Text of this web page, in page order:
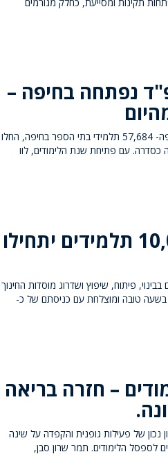
נפתחה בחיפה –
פתיחה חלקה לשנת הלימודים תשפ"ד בחיפה- 57,684 תלמידי בתי הספר בחיפה, החלו
עם פתיחת שנת הלימודים, לוו
קרית מוצקין: כ-10,000 תלמידים יתחילו
פיתוח, שיפוץ ושדרוג מוסדות החינוך
בשעה טובה ומוצלחת עם כניסתם של כ-
– חזרה בריאה
נכון של פעילות גופנית והקפדה על שינה
לספסל הלימודים. תמר שרון סבן,